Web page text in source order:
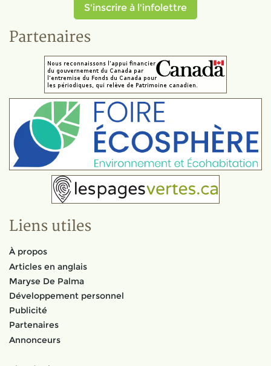
S'inscrire à l'infolettre
Partenaires
Liens utiles
À propos
Articles en anglais
Maryse De Palma
Développement personnel
Publicité
Partenaires
Annonceurs